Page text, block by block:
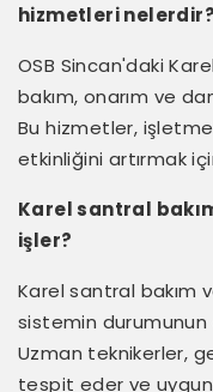
hizmetleri nelerdir?
OSB Sincan'daki
bakım, onarım ve
Bu hizmetler,
etkinliğini artırmak
Karel santral
işler?
Karel santral bakım
sistemin
Uzman teknikerler,
tespit eder ve